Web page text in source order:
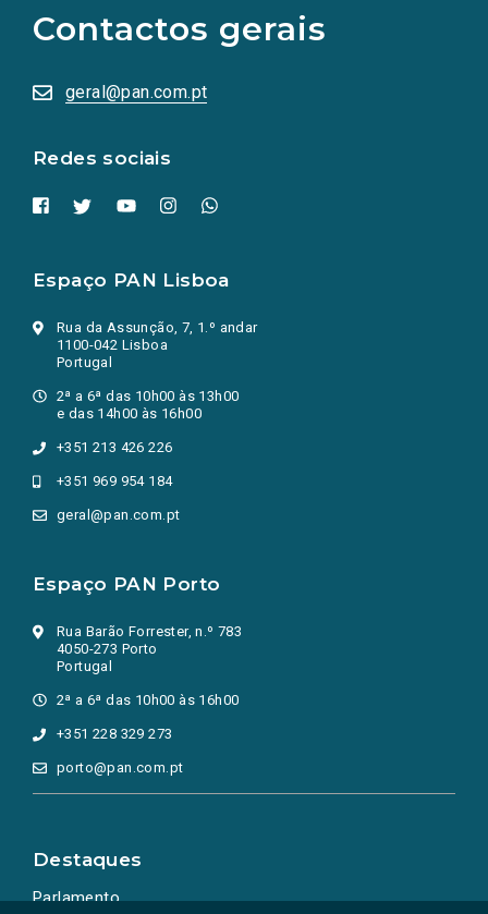
Contactos gerais
geral@pan.com.pt
Redes sociais
redes
sociais
numa
nova
Espaço PAN Lisboa
Rua da Assunção, 7, 1.º andar
1100-042 Lisboa
Portugal
2ª a 6ª das 10h00 às 13h00
e das 14h00 às 16h00
+351 213 426 226
+351 969 954 184
geral@pan.com.pt
Espaço PAN Porto
Rua Barão Forrester, n.º 783
4050-273 Porto
Portugal
2ª a 6ª das 10h00 às 16h00
+351 228 329 273
porto@pan.com.pt
Destaques
Parlamento